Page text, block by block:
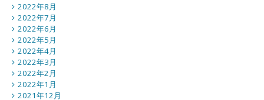
2022年8月
2022年7月
2022年6月
2022年5月
2022年4月
2022年3月
2022年2月
2022年1月
2021年12月